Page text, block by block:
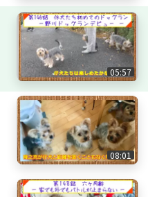
05:57
08:01